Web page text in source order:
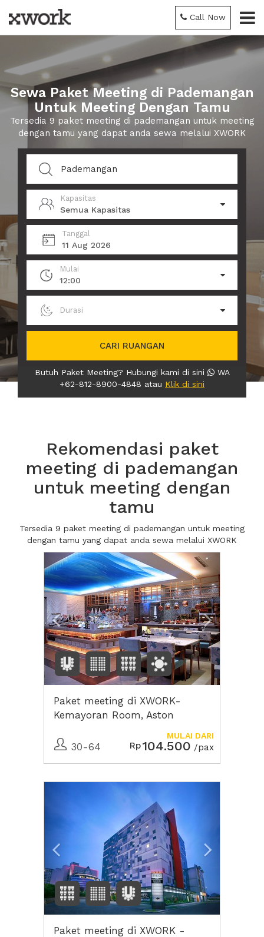
Call Now
Sewa Paket Meeting di Pademangan
Untuk Meeting Dengan Tamu
Tersedia 9 paket meeting di pademangan untuk meeting
dengan tamu yang dapat anda sewa melalui XWORK
Kapasitas
Semua Kapasitas
Tanggal
11 Aug 2026
Mulai
12:00
Durasi
CARI RUANGAN
Butuh Paket Meeting? Hubungi kami di sini
WA
+62-812-8900-4848 atau Klik di sini
Rekomendasi paket
meeting di pademangan
untuk meeting dengan
tamu
Tersedia 9 paket meeting di pademangan untuk meeting
dengan tamu yang dapat anda sewa melalui XWORK
Previous Next2
Paket meeting di XWORK-
Kemayoran Room, Aston
30-64
Rp104.500 /pax
MULAI DARI
Paket meeting di XWORK -